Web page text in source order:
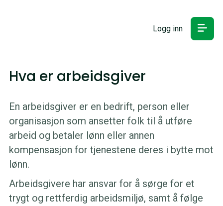
Logg inn
Hva er arbeidsgiver
En arbeidsgiver er en bedrift, person eller
organisasjon som ansetter folk til å utføre
arbeid og betaler lønn eller annen
kompensasjon for tjenestene deres i bytte mot
lønn.
Arbeidsgivere har ansvar for å sørge for et
trygt og rettferdig arbeidsmiljø, samt å følge